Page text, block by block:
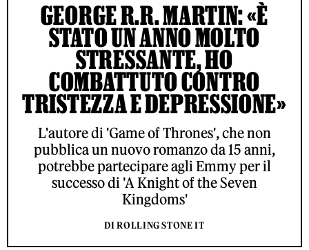
GEORGE R.R. MARTIN: «È
STATO UN ANNO MOLTO
STRESSANTE, HO
COMBATTUTO CONTRO
TRISTEZZA E DEPRESSIONE»
L'autore di 'Game of Thrones', che non
pubblica un nuovo romanzo da 15 anni,
potrebbe partecipare agli Emmy per il
successo di 'A Knight of the Seven
Kingdoms'
DI ROLLING STONE IT